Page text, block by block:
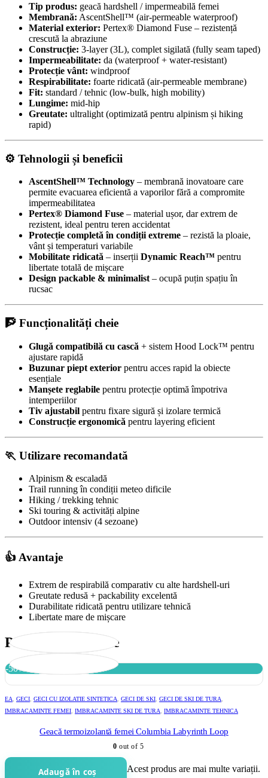
Tip produs: geacă hardshell / impermeabilă femei
Membrană: AscentShell™ (air-permeable waterproof)
Material exterior: Pertex® Diamond Fuse – rezistență
crescută la abraziune
Construcție: 3-layer (3L), complet sigilată (fully seam taped)
Impermeabilitate: da (waterproof + water-resistant)
Protecție vânt: windproof
Respirabilitate: foarte ridicată (air-permeable membrane)
Fit: standard / tehnic (low-bulk, high mobility)
Lungime: mid-hip
Greutate: ultralight (optimizată pentru alpinism și hiking
rapid)
⚙️ Tehnologii și beneficii
AscentShell™ Technology – membrană inovatoare care
permite evacuarea eficientă a vaporilor fără a compromite
impermeabilitatea
Pertex® Diamond Fuse – material ușor, dar extrem de
rezistent, ideal pentru teren accidentat
Protecție completă în condiții extreme – rezistă la ploaie,
vânt și temperaturi variabile
Mobilitate ridicată – inserții Dynamic Reach™ pentru
libertate totală de mișcare
Design packable & minimalist – ocupă puțin spațiu în
rucsac
🧗 Funcționalități cheie
Glugă compatibilă cu cască + sistem Hood Lock™ pentru
ajustare rapidă
Buzunar piept exterior pentru acces rapid la obiecte
esențiale
Manșete reglabile pentru protecție optimă împotriva
intemperiilor
Tiv ajustabil pentru fixare sigură și izolare termică
Construcție ergonomică pentru layering eficient
🏃 Utilizare recomandată
Alpinism & escaladă
Trail running în condiții meteo dificile
Hiking / trekking tehnic
Ski touring & activități alpine
Outdoor intensiv (4 sezoane)
👍 Avantaje
Extrem de respirabilă comparativ cu alte hardshell-uri
Greutate redusă + packability excelentă
Durabilitate ridicată pentru utilizare tehnică
Libertate mare de mișcare
Produse Relevante
-50%
EA GECI GECI CU IZOLATIE SINTETICA GECI DE SKI GECI DE SKI DE TURA
IMBRACAMINTE FEMEI IMBRACAMINTE SKI DE TURA IMBRACAMINTE TEHNICA
Geacă termoizolantă femei Columbia Labyrinth Loop
0 out of 5
Adaugă în coș Acest produs are mai multe variații.